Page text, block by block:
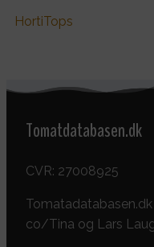
HortiTops
Tomatdatabasen.dk
CVR: 27008925
Tomatadatabasen.dk
co/Tina og Lars